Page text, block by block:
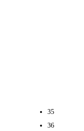
35
36